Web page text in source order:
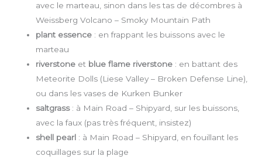
avec le marteau, sinon dans les tas de décombres à
Weissberg Volcano – Smoky Mountain Path
plant essence : en frappant les buissons avec le
marteau
riverstone et blue flame riverstone : en battant des
Meteorite Dolls (Liese Valley – Broken Defense Line),
ou dans les vases de Kurken Bunker
saltgrass: à Main Road – Shipyard, sur les buissons,
avec la faux (pas très fréquent, insistez)
shell pearl : à Main Road – Shipyard, en fouillant les
coquillages sur la plage